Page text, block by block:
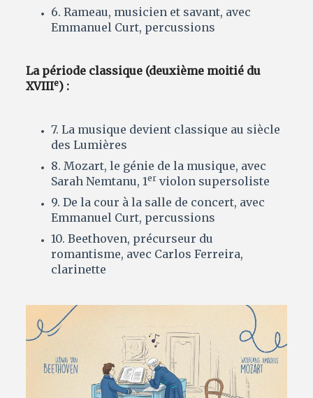
6. Rameau, musicien et savant, avec
Emmanuel Curt, percussions
La période classique (deuxième moitié du
XVIIIe) :
7. La musique devient classique au siècle
des Lumières
8. Mozart, le génie de la musique, avec
Sarah Nemtanu, 1er violon supersoliste
9. De la cour à la salle de concert, avec
Emmanuel Curt, percussions
10. Beethoven, précurseur du
romantisme, avec Carlos Ferreira,
clarinette